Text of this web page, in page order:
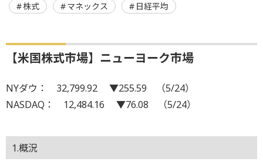
株式 マネックス 日経平均
【米国株式市場】ニューヨーク市場
NYダウ： 32,799.92 ▼255.59 （5/24）
NASDAQ： 12,484.16 ▼76.08 （5/24）
1.概況